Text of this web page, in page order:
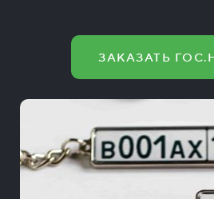
ЗАКАЗАТЬ